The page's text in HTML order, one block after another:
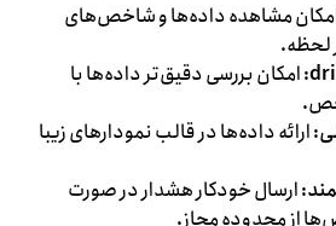
مشاهده داده‌ها و شاخص‌های
لحظه.
: امکان بررسی دقیق‌تر داده‌ها با
: ارائه داده‌ها در قالب نمودارهای زیبا
: ارسال خودکار هشدار در صورت
از محدوده مجاز.